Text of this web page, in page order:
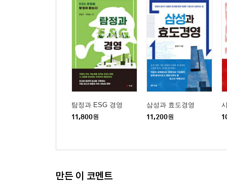
2절. 헌법의 규정
3장 노인안보 개념의 정립
1절. 노인안보 개념
2절. 노인안보 철학
4장 노인에 의한 안보 구상
1절. 효도의 개념과 가치
탐정과 ESG 경영
11,800원
삼성과 효도경영
11,200원
만든 이 코멘트